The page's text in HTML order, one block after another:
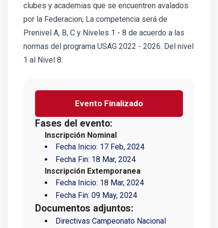
clubes y academias que se encuentren avalados
por la Federacion, La competencia será de
Prenivel A, B, C y Niveles 1 - 8 de acuerdo a las
normas del programa USAG 2022 - 2026. Del nivel
1 al Nivel 8.
Evento Finalizado
Fases del evento:
Inscripción Nominal
Fecha Inicio: 17 Feb, 2024
Fecha Fin: 18 Mar, 2024
Inscripción Extemporanea
Fecha Inicio: 18 Mar, 2024
Fecha Fin: 09 May, 2024
Documentos adjuntos:
Directivas Campeonato Nacional